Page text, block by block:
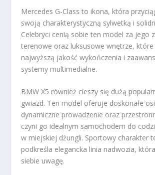
Mercedes G-Class to ikona, która
swoją charakterystyczną sylwetką i
Celebryci cenią sobie ten model za jego
terenowe oraz luksusowe wnętrze,
najwyższą jakość wykończenia i
systemy multimedialne.
BMW X5 również cieszy się dużą
gwiazd. Ten model oferuje doskonałe
dynamiczne prowadzenie oraz
czyni go idealnym samochodem do
w miejskiej dżungli. Sportowy charakter
podkreśla elegancka linia nadwozia,
siebie uwagę.